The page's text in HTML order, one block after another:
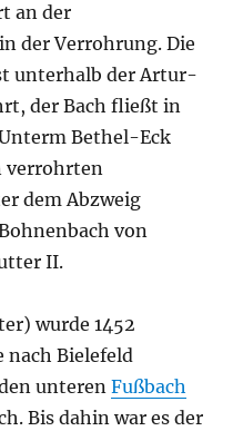
an der
der Verrohrung. Die
unterhalb der Artur-
der Bach fließt in
Bethel-Eck
verrohrten
dem Abzweig
von
II.
wurde 1452
nach Bielefeld
unterenFußbach
Bis dahin war es der